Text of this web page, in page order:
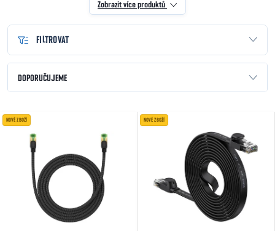
Zobrazit více produktů
FILTROVAT
Řazení produktů
DOPORUČUJEME
NEJDRAŽŠÍ
NEJPRODÁVANĚJŠÍ
ABECEDNĚ
Výpis produktů
NOVÉ ZBOŽÍ NOVÉ ZBOŽÍ